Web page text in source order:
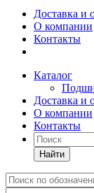
Доставка и
О компании
Контакты
Каталог
Доставка и
О компании
Контакты
Найти